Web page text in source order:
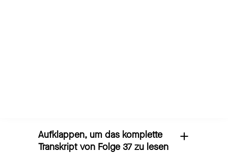
Aufklappen, um das komplette
Transkript von Folge 37 zu lesen